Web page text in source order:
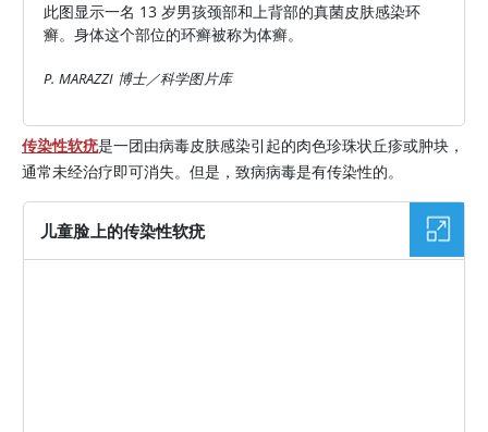
此图显示一名 13 岁男孩颈部和上背部的真菌皮肤感染环
癣。身体这个部位的环癣被称为体癣。
P. MARAZZI 博士／科学图片库
传染性软疣是一团由病毒皮肤感染引起的肉色珍珠状丘疹或肿块，
通常未经治疗即可消失。但是，致病病毒是有传染性的。
儿童脸上的传染性软疣